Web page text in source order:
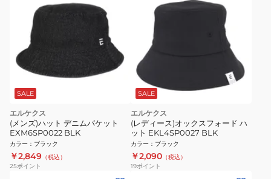
SALE
エルケクス
(メンズ)ハット デニムバケット
EXM6SP0022 BLK
カラー ： ブラック
￥2,849 （税込）
25ポイント
SALE
エルケクス
(レディース)オックスフォード ハ
ット EKL4SP0027 BLK
カラー ： ブラック
￥2,090 （税込）
19ポイント